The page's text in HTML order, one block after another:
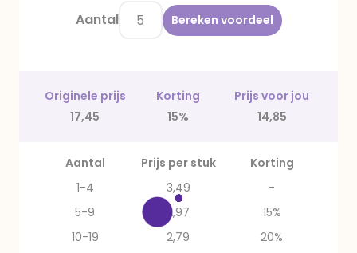
Aantal Bereken voordeel
Originele prijs Korting
Prijs voor jou
17,45
15% 14,85
Aantal Prijs per stuk
Korting
1-4
3,49
-
5-9
2,97
15%
10-19
2,79
20%